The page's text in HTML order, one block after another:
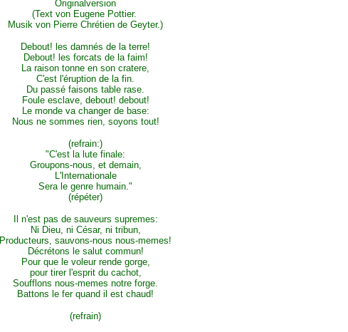
Originalversion
(Text von Eugene Pottier.
Musik von Pierre Chrétien de Geyter.)
Debout! les damnés de la terre!
Debout! les forcats de la faim!
La raison tonne en son cratere,
C'est l'éruption de la fin.
Du passé faisons table rase.
Foule esclave, debout! debout!
Le monde va changer de base:
Nous ne sommes rien, soyons tout!
(refrain:)
"C'est la lute finale:
Groupons-nous, et demain,
L'Internationale
Sera le genre humain."
(répéter)
Il n'est pas de sauveurs supremes:
Ni Dieu, ni César, ni tribun,
Producteurs, sauvons-nous nous-memes!
Décrétons le salut commun!
Pour que le voleur rende gorge,
pour tirer l'esprit du cachot,
Soufflons nous-memes notre forge.
Battons le fer quand il est chaud!
(refrain)